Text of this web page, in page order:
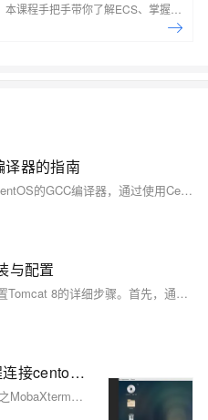
课程手把手带你了解ECS、掌握基
、镜像管理等。了解产品详
器的指南
总结：本文提供了一种方法来升级CentOS的GCC编译器，通过使用CentOS的软件集合和开发者工具集工具，可以比较平滑地进行升级。在整个过程中无需从源代码编译，这样既省去了复杂的编译过程，也避免了可能出现的与系统库不兼容的风险。请注意，使用第三方仓库可能会带来系统稳定性和安全性上的潜在影响。所有操作都应谨慎进行，并确保有相应的数据备份。
与配置
本文介绍了在Linux环境下安装和配置Tomcat 8的详细步骤。首先，通过无网络条件下的文件交互软件（如Xftp 6或MobaXterm）下载并解压Tomcat安装包至指定路径，启动Tomcat服务并测试访问。接着，修改Tomcat端口号以避免冲突，并部署Java Web应用项目至Tomcat服务器。最后，调整Linux防火墙规则，确保外部可以正常访问部署的应用。关键步骤包括关闭或配置防火墙、添加必要的端口规则，确保Tomcat服务稳定运行。
Linux系统之MobaXterm远程连接centos的GNOME桌面环境
【10月更文挑战第21天】Linux系统之MobaXterm远程连接centos的GNOME桌面环境